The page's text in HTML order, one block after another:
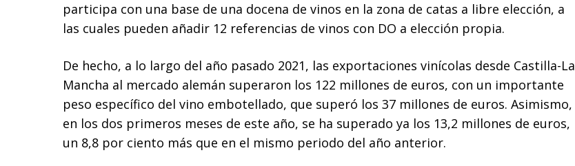
participa con una base de una docena de vinos en la zona de catas a libre elección, a
las cuales pueden añadir 12 referencias de vinos con DO a elección propia.
De hecho, a lo largo del año pasado 2021, las exportaciones vinícolas desde Castilla-La
Mancha al mercado alemán superaron los 122 millones de euros, con un importante
peso específico del vino embotellado, que superó los 37 millones de euros. Asimismo,
en los dos primeros meses de este año, se ha superado ya los 13,2 millones de euros,
un 8,8 por ciento más que en el mismo periodo del año anterior.